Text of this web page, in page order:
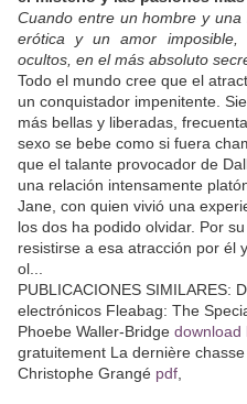
Cuando entre un hombre y
erótica y un amor imposible,
ocultos, en el más absoluto
Todo el mundo cree que el
un conquistador impenitente.
más bellas y liberadas,
sexo se bebe como si fuera
que el talante provocador de
una relación intensamente
Jane, con quien vivió una
los dos ha podido olvidar. Por
resistirse a esa atracción por él
ol...
PUBLICACIONES SIMILARES:
electrónicos Fleabag: The
Phoebe Waller-Bridge download
gratuitement La dernière
Christophe Grangé pdf